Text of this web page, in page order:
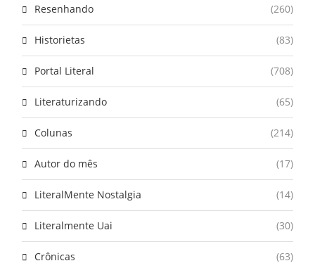
Resenhando (260)
Historietas (83)
Portal Literal (708)
Literaturizando (65)
Colunas (214)
Autor do mês (17)
LiteralMente Nostalgia (14)
Literalmente Uai (30)
Crônicas (63)